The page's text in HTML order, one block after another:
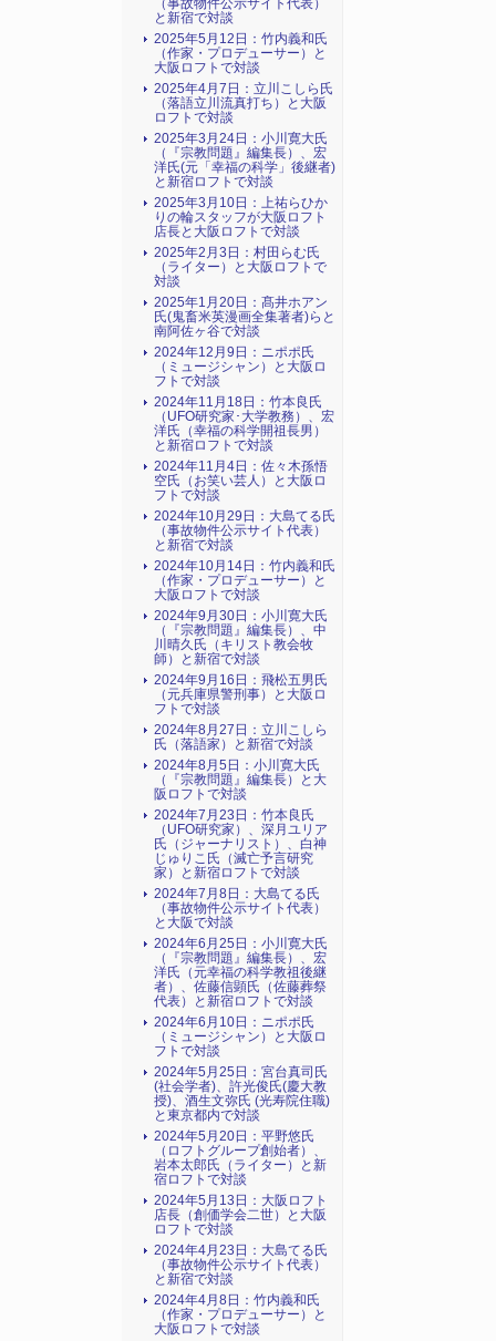
（事故物件公示サイト代表）
と新宿で対談
2025年5月12日：竹内義和氏
（作家・プロデューサー）と
大阪ロフトで対談
2025年4月7日：立川こしら氏
（落語立川流真打ち）と大阪
ロフトで対談
2025年3月24日：小川寛大氏
（『宗教問題』編集長）、宏
洋氏(元「幸福の科学」後継者)
と新宿ロフトで対談
2025年3月10日：上祐らひか
りの輪スタッフが大阪ロフト
店長と大阪ロフトで対談
2025年2月3日：村田らむ氏
（ライター）と大阪ロフトで
対談
2025年1月20日：髙井ホアン
氏(鬼畜米英漫画全集著者)らと
南阿佐ヶ谷で対談
2024年12月9日：ニポポ氏
（ミュージシャン）と大阪ロ
フトで対談
2024年11月18日：竹本良氏
（UFO研究家･大学教務）、宏
洋氏（幸福の科学開祖長男）
と新宿ロフトで対談
2024年11月4日：佐々木孫悟
空氏（お笑い芸人）と大阪ロ
フトで対談
2024年10月29日：大島てる氏
（事故物件公示サイト代表）
と新宿で対談
2024年10月14日：竹内義和氏
（作家・プロデューサー）と
大阪ロフトで対談
2024年9月30日：小川寛大氏
（『宗教問題』編集長）、中
川晴久氏（キリスト教会牧
師）と新宿で対談
2024年9月16日：飛松五男氏
（元兵庫県警刑事）と大阪ロ
フトで対談
2024年8月27日：立川こしら
氏（落語家）と新宿で対談
2024年8月5日：小川寛大氏
（『宗教問題』編集長）と大
阪ロフトで対談
2024年7月23日：竹本良氏
（UFO研究家）、深月ユリア
氏（ジャーナリスト）、白神
じゅりこ氏（滅亡予言研究
家）と新宿ロフトで対談
2024年7月8日：大島てる氏
（事故物件公示サイト代表）
と大阪で対談
2024年6月25日：小川寛大氏
（『宗教問題』編集長）、宏
洋氏（元幸福の科学教祖後継
者）、佐藤信顕氏（佐藤葬祭
代表）と新宿ロフトで対談
2024年6月10日：ニポポ氏
（ミュージシャン）と大阪ロ
フトで対談
2024年5月25日：宮台真司氏
(社会学者)、許光俊氏(慶大教
授)、酒生文弥氏 (光寿院住職)
と東京都内で対談
2024年5月20日：平野悠氏
（ロフトグループ創始者）、
岩本太郎氏（ライター）と新
宿ロフトで対談
2024年5月13日：大阪ロフト
店長（創価学会二世）と大阪
ロフトで対談
2024年4月23日：大島てる氏
（事故物件公示サイト代表）
と新宿で対談
2024年4月8日：竹内義和氏
（作家・プロデューサー）と
大阪ロフトで対談